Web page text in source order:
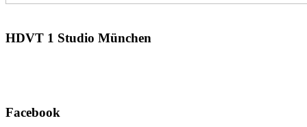
HDVT 1 Studio München
Facebook